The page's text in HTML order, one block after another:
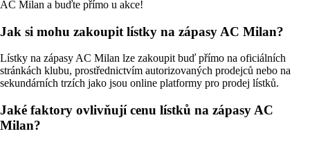
AC Milan a buďte přímo u akce!
Jak si mohu zakoupit lístky na zápasy AC Milan?
Lístky na zápasy AC Milan lze zakoupit buď přímo na oficiálních
stránkách klubu, prostřednictvím autorizovaných prodejců nebo na
sekundárních trzích jako jsou online platformy pro prodej lístků.
Jaké faktory ovlivňují cenu lístků na zápasy AC
Milan?